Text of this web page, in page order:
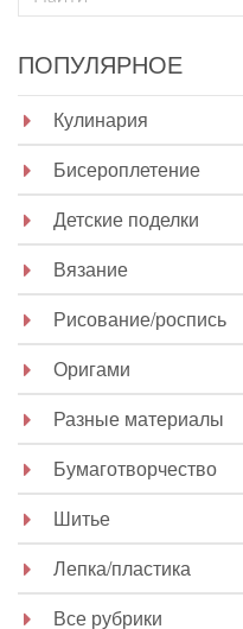
ПОПУЛЯРНОЕ
Кулинария
Бисероплетение
Детские поделки
Вязание
Рисование/роспись
Оригами
Разные материалы
Бумаготворчество
Шитье
Лепка/пластика
Все рубрики